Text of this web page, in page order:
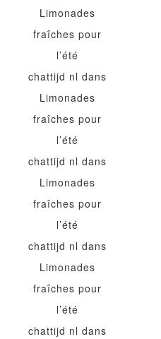
Limonades
fraîches pour
l’été
chattijd nl dans
Limonades
fraîches pour
l’été
chattijd nl dans
Limonades
fraîches pour
l’été
chattijd nl dans
Limonades
fraîches pour
l’été
chattijd nl dans